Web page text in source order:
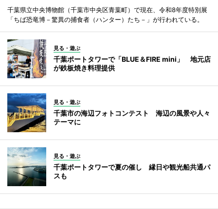
千葉県立中央博物館（千葉市中央区青葉町）で現在、令和8年度特別展
「ちば恐竜博－驚異の捕食者（ハンター）たち－」が行われている。
見る・遊ぶ
千葉ポートタワーで「BLUE＆FIRE mini」 地元店
が鉄板焼き料理提供
見る・遊ぶ
千葉市の海辺フォトコンテスト 海辺の風景や人々
テーマに
見る・遊ぶ
千葉ポートタワーで夏の催し 縁日や観光船共通パ
スも